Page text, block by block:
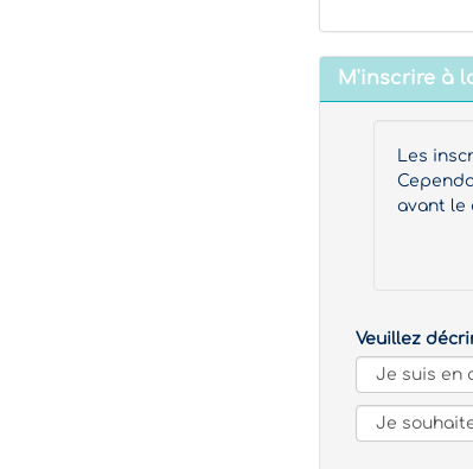
M'inscrire à
Les
avant le
Veuillez